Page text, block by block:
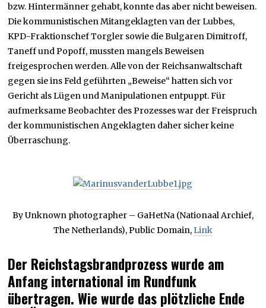
bzw. Hintermänner gehabt, konnte das aber nicht beweisen.
Die kommunistischen Mitangeklagten van der Lubbes,
KPD-Fraktionschef Torgler sowie die Bulgaren Dimitroff,
Taneff und Popoff, mussten mangels Beweisen
freigesprochen werden. Alle von der Reichsanwaltschaft
gegen sie ins Feld geführten „Beweise“ hatten sich vor
Gericht als Lügen und Manipulationen entpuppt. Für
aufmerksame Beobachter des Prozesses war der Freispruch
der kommunistischen Angeklagten daher sicher keine
Überraschung.
By Unknown photographer – GaHetNa (Nationaal Archief,
The Netherlands), Public Domain, Link
Der Reichstagsbrandprozess wurde am
Anfang international im Rundfunk
übertragen. Wie wurde das plötzliche Ende